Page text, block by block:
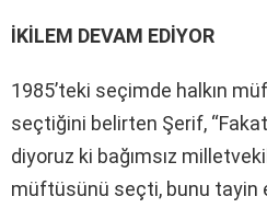
İKİLEM DEVAM EDİYOR
1985’teki seçimde halkın
seçtiğini belirten Şerif,
diyoruz ki bağımsız
müftüsünü seçti, bunu tayin